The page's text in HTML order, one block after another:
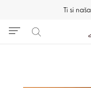
Ti si naša